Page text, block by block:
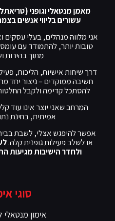
מאמן מנטאלי וגופני
עשורים בליווי אנשים
אני מלווה מנהלים, בעלי
טובות יותר, להתמודד עם
מתוך בהירות
דרך שיחות אישיות, הליכות,
חשיבה ממוקדים – ניצור יחד
להסתכל קדימה ולקבל
המרחב שאני יוצר אינו עוד
אמיתית, בחינת
אפשר להיפגש אצלי, לשבת
או לשלב פעילות גופנית קלה.
ולחדר הישיבות מגיעות
סוגי
אימון